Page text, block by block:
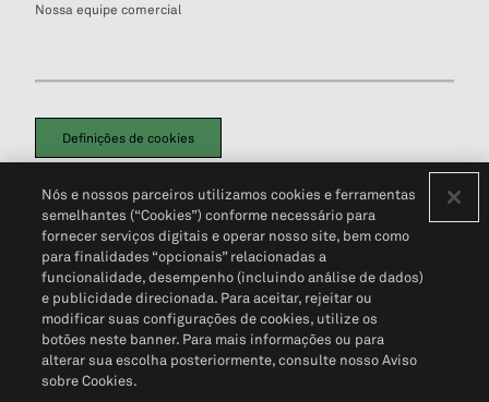
Nossa equipe comercial
Definições de cookies
Política de PrivacidadePortal de privacidade do cliente (em inglês)
Não Venda Minhas Informações Pessoais© 2026 S&P Global
Nós e nossos parceiros utilizamos cookies e ferramentas
semelhantes (“Cookies”) conforme necessário para
fornecer serviços digitais e operar nosso site, bem como
para finalidades “opcionais” relacionadas a
funcionalidade, desempenho (incluindo análise de dados)
e publicidade direcionada. Para aceitar, rejeitar ou
modificar suas configurações de cookies, utilize os
botões neste banner. Para mais informações ou para
alterar sua escolha posteriormente, consulte nosso Aviso
sobre Cookies.